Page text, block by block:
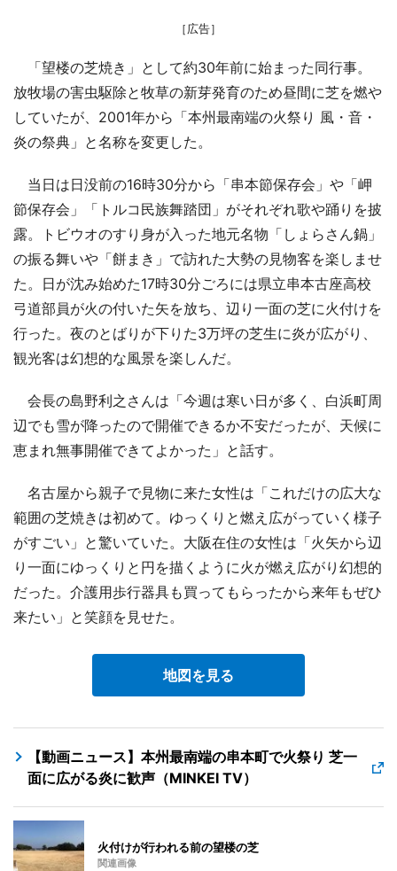
［広告］
「望楼の芝焼き」として約30年前に始まった同行事。
放牧場の害虫駆除と牧草の新芽発育のため昼間に芝を燃や
していたが、2001年から「本州最南端の火祭り 風・音・
炎の祭典」と名称を変更した。
当日は日没前の16時30分から「串本節保存会」や「岬
節保存会」「トルコ民族舞踏団」がそれぞれ歌や踊りを披
露。トビウオのすり身が入った地元名物「しょらさん鍋」
の振る舞いや「餅まき」で訪れた大勢の見物客を楽しませ
た。日が沈み始めた17時30分ごろには県立串本古座高校
弓道部員が火の付いた矢を放ち、辺り一面の芝に火付けを
行った。夜のとばりが下りた3万坪の芝生に炎が広がり、
観光客は幻想的な風景を楽しんだ。
会長の島野利之さんは「今週は寒い日が多く、白浜町周
辺でも雪が降ったので開催できるか不安だったが、天候に
恵まれ無事開催できてよかった」と話す。
名古屋から親子で見物に来た女性は「これだけの広大な
範囲の芝焼きは初めて。ゆっくりと燃え広がっていく様子
がすごい」と驚いていた。大阪在住の女性は「火矢から辺
り一面にゆっくりと円を描くように火が燃え広がり幻想的
だった。介護用歩行器具も買ってもらったから来年もぜひ
来たい」と笑顔を見せた。
地図を見る
【動画ニュース】本州最南端の串本町で火祭り 芝一
面に広がる炎に歓声（MINKEI TV）
火付けが行われる前の望楼の芝
関連画像